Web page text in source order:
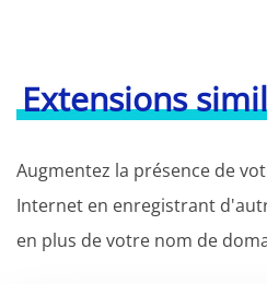
Extensions
Augmentez la présence de
Internet en enregistrant
en plus de votre nom de